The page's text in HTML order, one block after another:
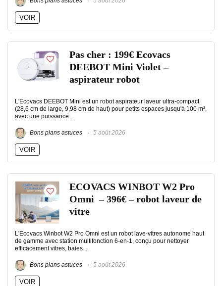
VOIR
Pas cher : 199€ Ecovacs
DEEBOT Mini Violet –
aspirateur robot
L'Ecovacs DEEBOT Mini est un robot aspirateur laveur ultra-compact
(28,6 cm de large, 9,98 cm de haut) pour petits espaces jusqu'à 100 m²,
avec une puissance ...
Bons plans astuces 5 août 2026
VOIR
ECOVACS WINBOT W2 Pro
Omni – 396€ – robot laveur de
vitre
L'Ecovacs Winbot W2 Pro Omni est un robot lave-vitres autonome haut
de gamme avec station multifonction 6-en-1, conçu pour nettoyer
efficacement vitres, baies ...
Bons plans astuces 5 août 2026
VOIR